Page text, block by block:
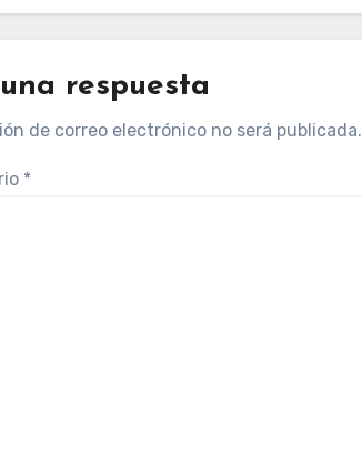
respuesta
de correo electrónico no será publicada.
*